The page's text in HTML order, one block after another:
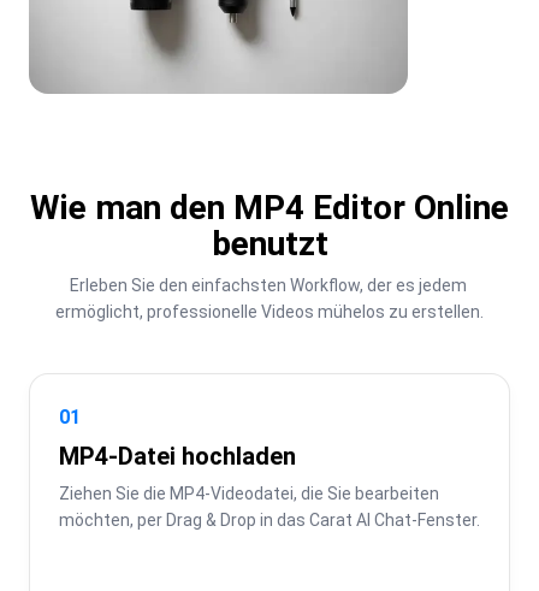
Wie man den MP4 Editor Online
benutzt
Erleben Sie den einfachsten Workflow, der es jedem
ermöglicht, professionelle Videos mühelos zu erstellen.
01
MP4-Datei hochladen
Ziehen Sie die MP4-Videodatei, die Sie bearbeiten
möchten, per Drag & Drop in das Carat AI Chat-Fenster.